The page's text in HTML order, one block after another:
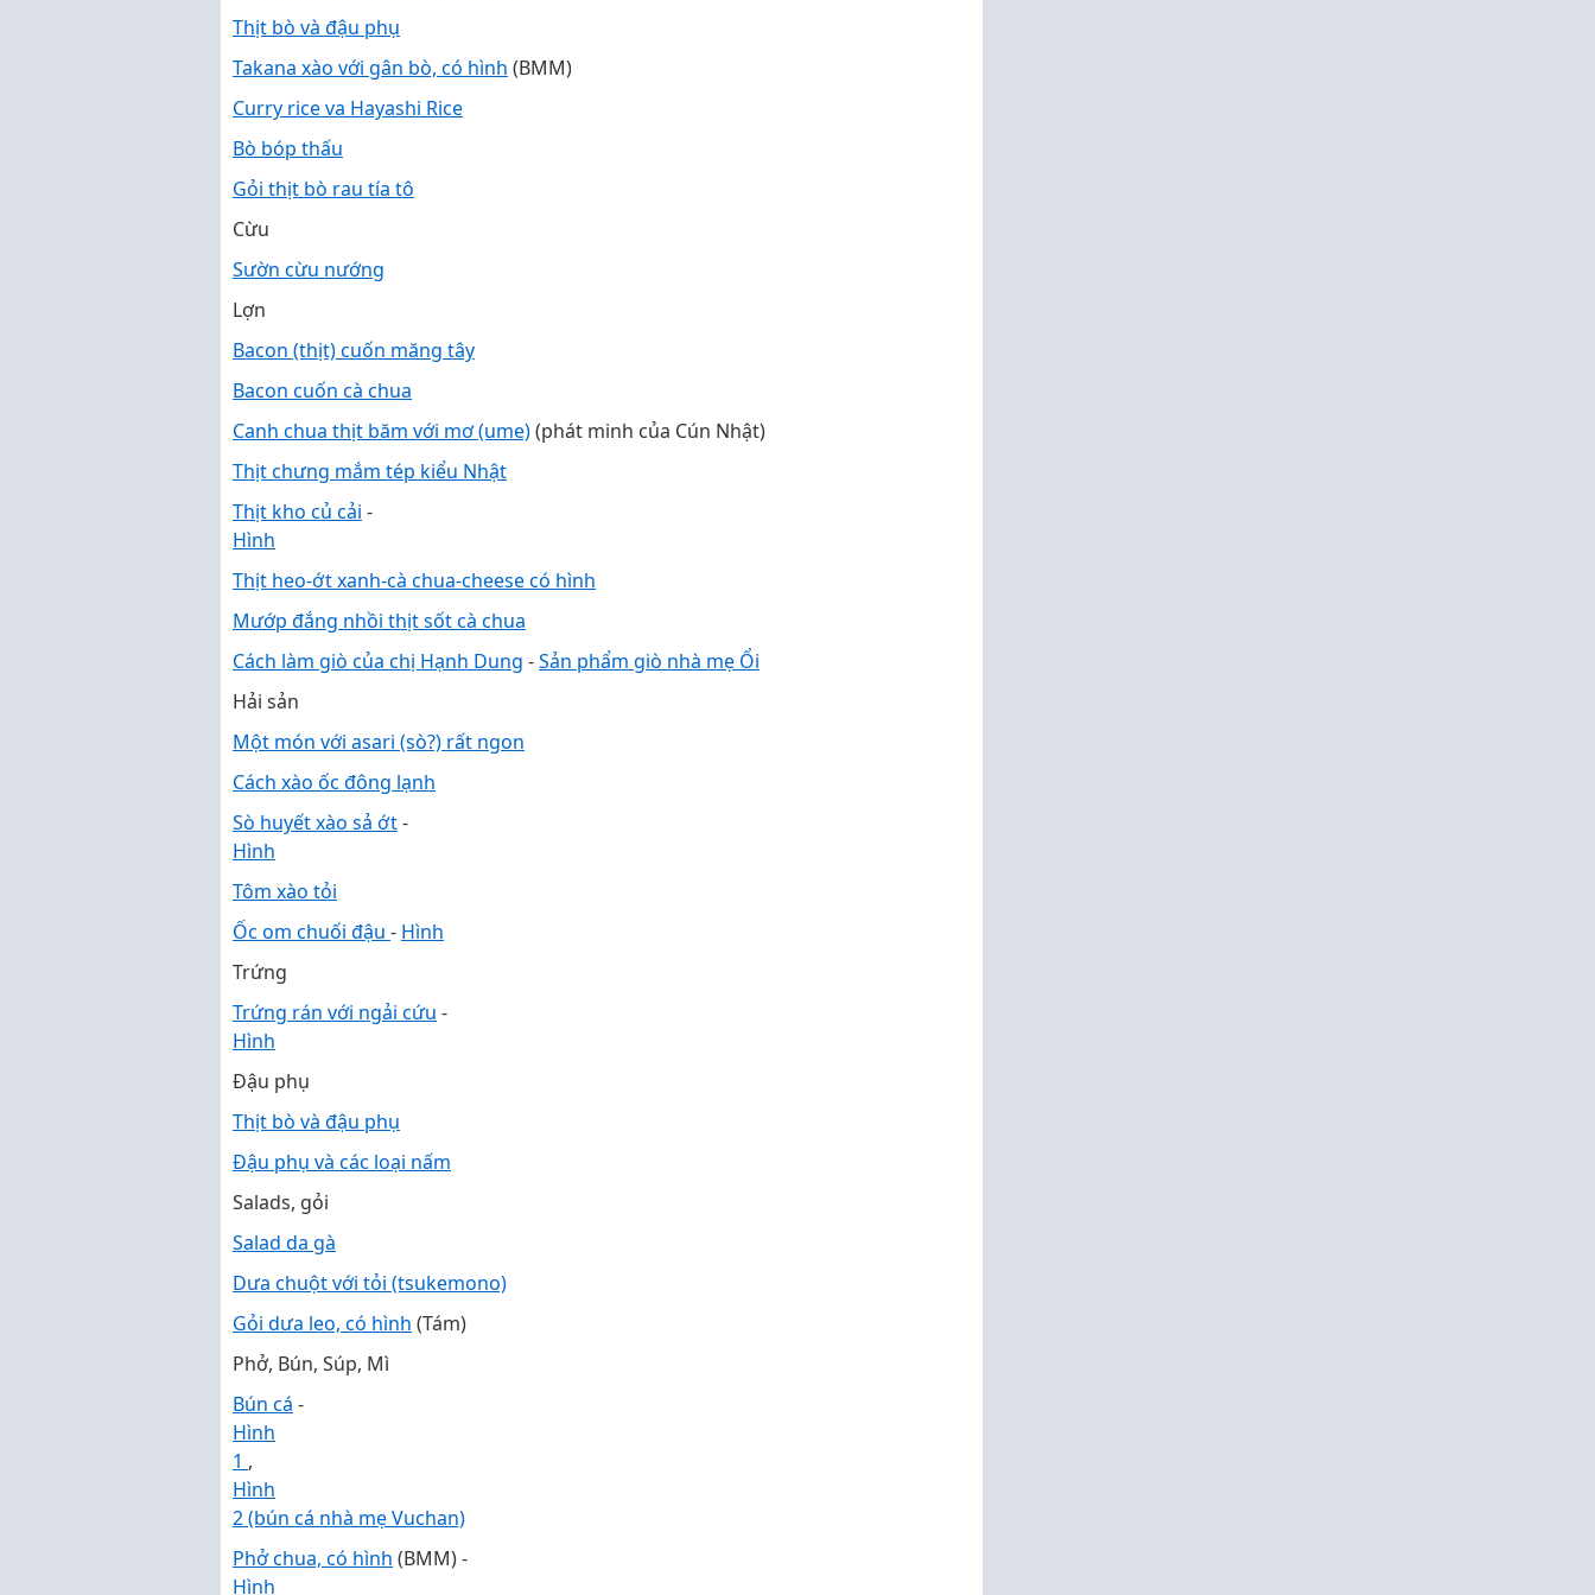
Thịt bò và đậu phụ
Takana xào với gân bò, có hình (BMM)
Curry rice va Hayashi Rice
Bò bóp thấu
Gỏi thịt bò rau tía tô
Cừu
Sườn cừu nướng
Lợn
Bacon (thịt) cuốn măng tây
Bacon cuốn cà chua
Canh chua thịt băm với mơ (ume)(phát minh của Cún Nhật)
Thịt chưng mắm tép kiểu Nhật
Thịt kho củ cải -
Hình
Thịt heo-ớt xanh-cà chua-cheese có hình
Mướp đắng nhồi thịt sốt cà chua
Cách làm giò của chị Hạnh Dung -Sản phẩm giò nhà mẹ Ổi
Hải sản
Một món với asari (sò?) rất ngon
Cách xào ốc đông lạnh
Sò huyết xào sả ớt-
Hình
Tôm xào tỏi
Ốc om chuối đậu - Hình
Trứng
Trứng rán với ngải cứu -
Hình
Đậu phụ
Thịt bò và đậu phụ
Đậu phụ và các loại nấm
Salads, gỏi
Salad da gà
Dưa chuột với tỏi (tsukemono)
Gỏi dưa leo, có hình (Tám)
Phở, Bún, Súp, Mì
Bún cá -
Hình
1 ,
Hình
2 (bún cá nhà mẹ Vuchan)
Phở chua, có hình (BMM) -
Hình